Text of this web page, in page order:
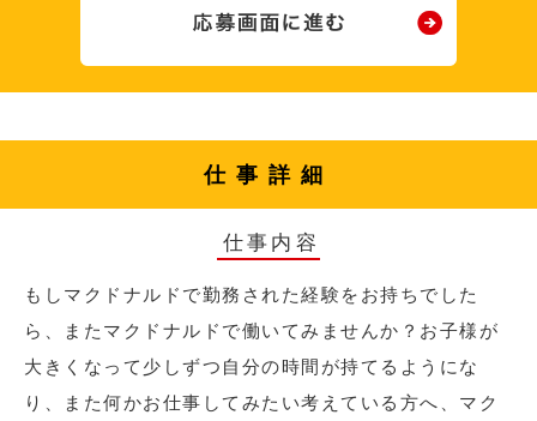
仕事詳細
仕事内容
もしマクドナルドで勤務された経験をお持ちでした
ら、またマクドナルドで働いてみませんか？お子様が
大きくなって少しずつ自分の時間が持てるようにな
り、また何かお仕事してみたい考えている方へ、マク